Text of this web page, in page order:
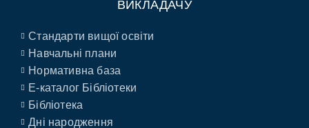
ВИКЛАДАЧУ
Стандарти вищої освіти
Навчальні плани
Нормативна база
E-каталог Бібліотеки
Бібліотека
Дні народження